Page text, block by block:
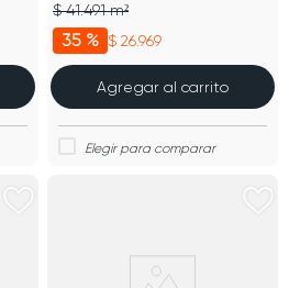
35 % $ 26.969
$ 41.491 m²
Agregar al carrito